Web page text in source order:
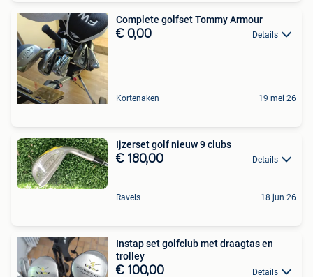
Complete golfset Tommy Armour
€ 0,00 Details
Kortenaken 19 mei 26
Ijzerset golf nieuw 9 clubs
€ 180,00 Details
Ravels 18 jun 26
Instap set golfclub met draagtas en
trolley
€ 100,00 Details